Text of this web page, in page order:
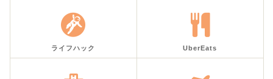
ライフハック UberEats